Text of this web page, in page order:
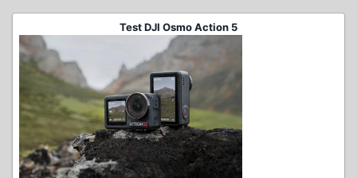
Test DJI Osmo Action 5